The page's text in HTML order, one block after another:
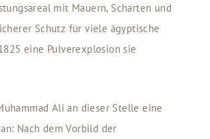
mit Mauern, Scharten und
Schutz für viele ägyptische
eine Pulverexplosion sie
Ali an dieser Stelle eine
Nach dem Vorbild der